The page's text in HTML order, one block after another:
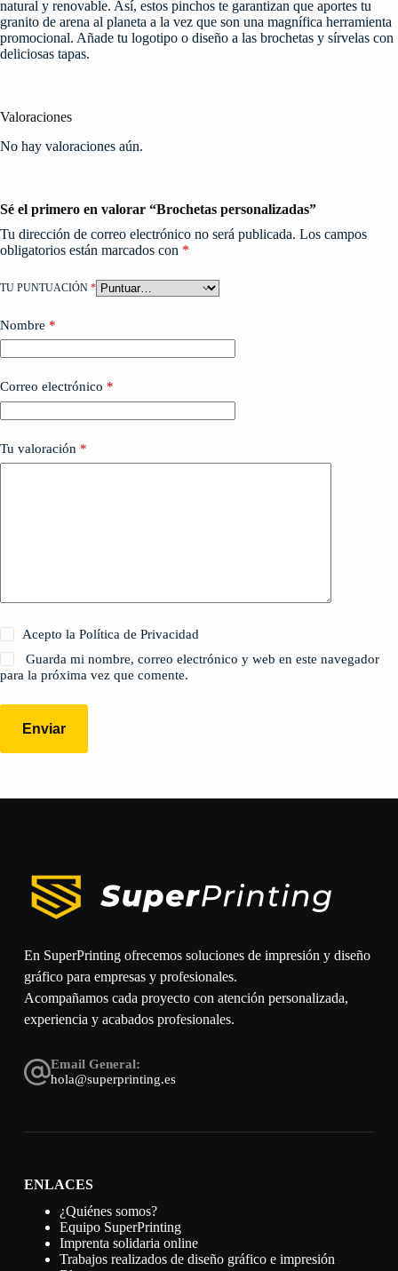
natural y renovable. Así, estos pinchos te garantizan que aportes tu
granito de arena al planeta a la vez que son una magnífica herramienta
promocional. Añade tu logotipo o diseño a las brochetas y sírvelas con
deliciosas tapas.
Valoraciones
No hay valoraciones aún.
Sé el primero en valorar “Brochetas personalizadas”
Tu dirección de correo electrónico no será publicada. Los campos
obligatorios están marcados con *
TU PUNTUACIÓN *
Nombre *
Correo electrónico *
Tu valoración *
Acepto la Política de Privacidad
Guarda mi nombre, correo electrónico y web en este navegador
para la próxima vez que comente.
Enviar
En SuperPrinting ofrecemos soluciones de impresión y diseño
gráfico para empresas y profesionales.
Acompañamos cada proyecto con atención personalizada,
experiencia y acabados profesionales.
Email General:
hola@superprinting.es
ENLACES
¿Quiénes somos?
Equipo SuperPrinting
Imprenta solidaria online
Trabajos realizados de diseño gráfico e impresión